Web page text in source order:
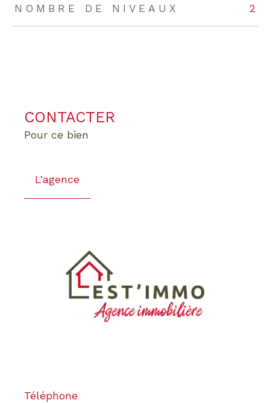
NOMBRE DE NIVEAUX 2
CONTACTER
pour ce bien
L'agence
Téléphone